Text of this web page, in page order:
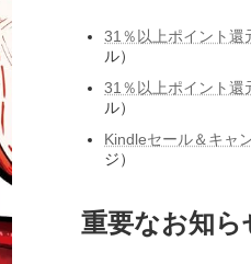
31％以上ポイント還
ル）
31％以上ポイント還
ル）
Kindleセール＆キャ
ジ）
重要なお知ら